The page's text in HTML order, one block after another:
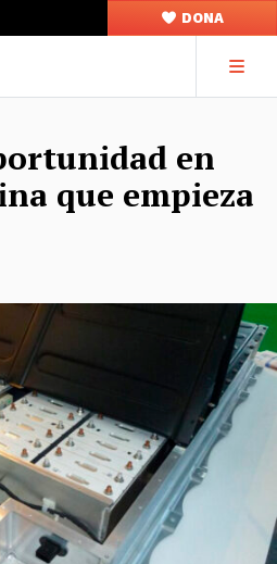
DONA
en
que empieza